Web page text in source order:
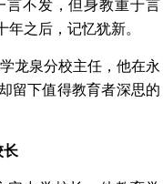
言不发，但身教重于言
之后，记忆犹新。
龙泉分校主任，他在永
留下值得教育者深思的
长